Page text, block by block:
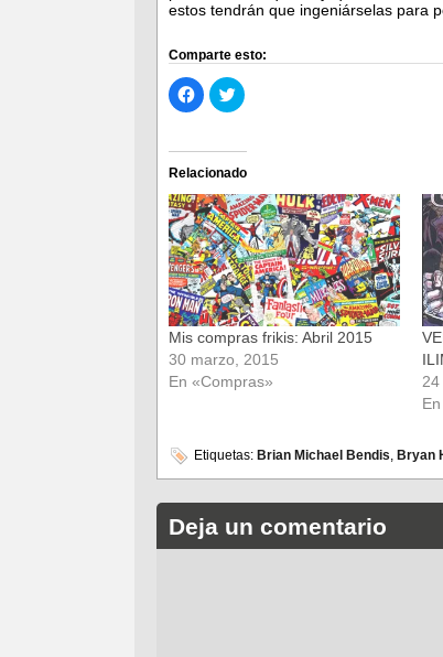
estos tendrán que ingeniárselas para
Comparte esto:
Haz
clic
para
Facebook
(Se
abre
en
una
ventana
nueva)
Haz
clic
Twitter
(Se
abre
en
una
ventana
nueva)
Relacionado
Mis compras frikis: Abril 2015
30 marzo, 2015
En «Compras»
Etiquetas: Brian Michael Bendis, Bryan
Deja un comentario